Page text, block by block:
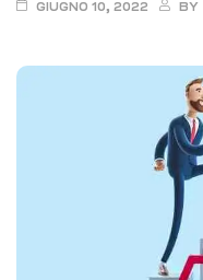
GIUGNO 10, 2022 BY